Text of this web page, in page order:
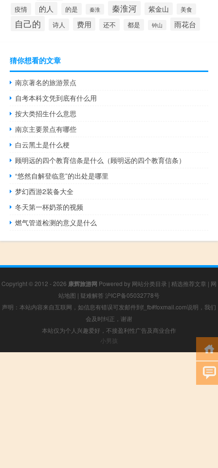
疫情 的人 的是 秦淮 秦淮河 紫金山 美食
自己的 诗人 费用 还不 都是 钟山 雨花台
猜你想看的文章
南京著名的旅游景点
自考本科文凭到底有什么用
按大类招生什么意思
南京主要景点有哪些
白云黑土是什么梗
顾明远的四个教育信条是什么（顾明远的四个教育信条）
“悠然自解登临意”的出处是哪里
梦幻西游2装备大全
冬天第一杯奶茶的视频
燃气管道检测的意义是什么
Copyright © 2012 - 2026 康辉旅游网 Powered by 网站分类目录 | 精选推荐文章 | 网
站地图 | 疑难解答 沪ICP备05032778号
声明：本站内容来自互联网，如信息有错误可发邮件到f_fb#foxmail.com说明，我们
会及时纠正，谢谢
本站仅为个人兴趣爱好，不接盈利性广告及商业合作
小男孩